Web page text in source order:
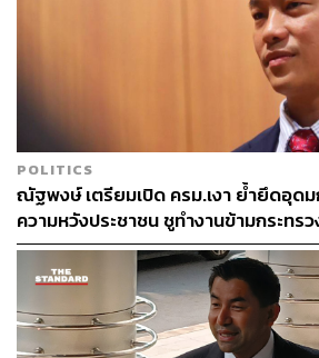
POLITICS
ณัฐพงษ์ เตรียมเปิด ครม.เงา ย้ำยึดอุด
ความหวังประชาชน ชูทำงานข้ามกระทร